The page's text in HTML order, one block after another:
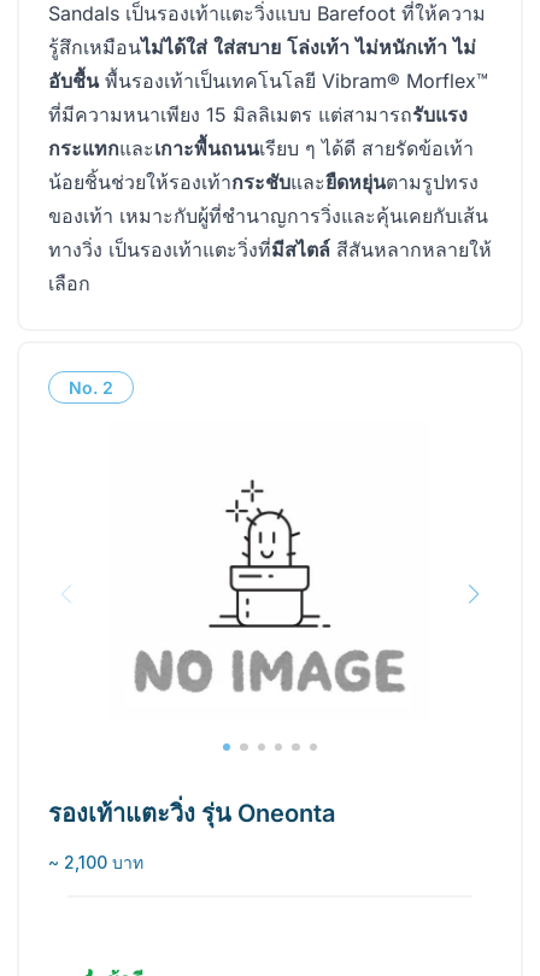
Sandals เป็นรองเท้าแตะวิ่งแบบ Barefoot ที่ให้ความ
รู้สึกเหมือนไม่ได้ใส่ ใส่สบาย โล่งเท้า ไม่หนักเท้า ไม่
อับชื้นพื้นรองเท้าเป็นเทคโนโลยี Vibram® Morflex™
ที่มีความหนาเพียง 15 มิลลิเมตร แต่สามารถรับแรง
กระแทกและเกาะพื้นถนนเรียบ ๆ ได้ดี สายรัดข้อเท้า
น้อยชิ้นช่วยให้รองเท้ากระชับและยืดหยุ่นตามรูปทรง
ของเท้า เหมาะกับผู้ที่ชำนาญการวิ่งและคุ้นเคยกับเส้น
ทางวิ่ง เป็นรองเท้าแตะวิ่งที่มีสไตล์ สีสันหลากหลายให้
เลือก
No. 2
รองเท้าแตะวิ่ง รุ่น Oneonta
~ 2,100 บาท